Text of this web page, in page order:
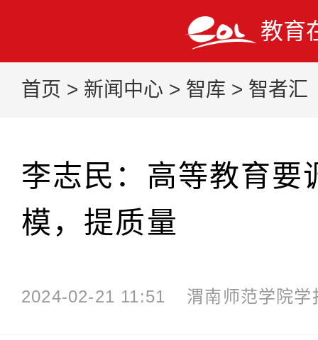
教育
首页 > 新闻中心 > 智库 > 智者汇
李志民：高等教育要
模，提质量
2024-02-21 11:51 渭南师范学院学